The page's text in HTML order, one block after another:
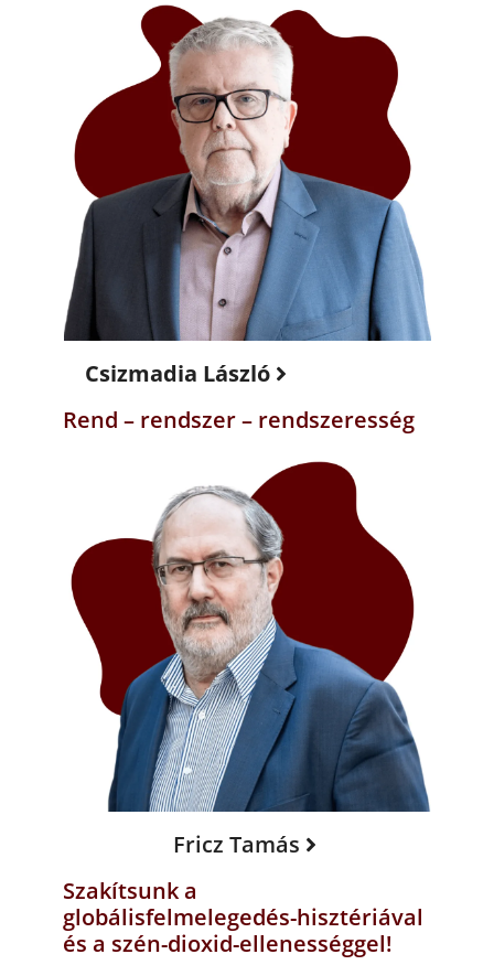
Csizmadia László
Rend – rendszer – rendszeresség
Fricz Tamás
Szakítsunk a
globálisfelmelegedés-hisztériával
és a szén-dioxid-ellenességgel!